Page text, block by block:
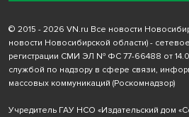
© 2015 - 2026 VN.ru Все новости
новости Новосибирской области) -
регистрации СМИ ЭЛ № ФС 77-66488 от
службой по надзору в сфере связи,
массовых коммуникаций (Роскомнадзор)
Учредитель ГАУ НСО «Издательский дом